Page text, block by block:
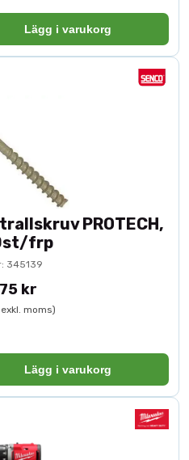
Lägg i varukorg
PROTECH,
frp
345139
kr
moms)
Lägg i varukorg